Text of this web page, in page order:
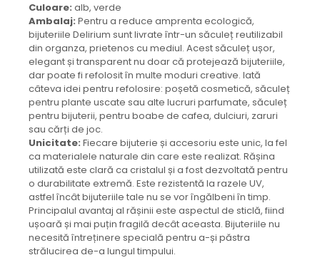
Cercei
Brățară
Set bijuterii
Bijuterii din lemn
Colier / Pandantiv
Cercei
Set bijuterii
Brățară
Bijuterii fără metal
Brățară
Bijuterii - Alte
Suport bijuterii
Semn de carte
Accesorii
Produse personalizate (mărturii)
Culoare: alb, verde
Ambalaj: Pentru a reduce amprenta ecologică,
bijuteriile Delirium sunt livrate într-un săculeț reutilizabil
din organza, prietenos cu mediul. Acest săculeț ușor,
elegant și transparent nu doar că protejează bijuteriile,
dar poate fi refolosit în multe moduri creative. Iată
câteva idei pentru refolosire: poșetă cosmetică, săculeț
pentru plante uscate sau alte lucruri parfumate, săculeț
pentru bijuterii, pentru boabe de cafea, dulciuri, zaruri
sau cărți de joc.
Unicitate: Fiecare bijuterie și accesoriu este unic, la fel
ca materialele naturale din care este realizat. Rășina
utilizată este clară ca cristalul și a fost dezvoltată pentru
o durabilitate extremă. Este rezistentă la razele UV,
astfel încât bijuteriile tale nu se vor îngălbeni în timp.
Principalul avantaj al rășinii este aspectul de sticlă, fiind
ușoară și mai puțin fragilă decât aceasta. Bijuteriile nu
necesită întreținere specială pentru a-și păstra
strălucirea de-a lungul timpului.